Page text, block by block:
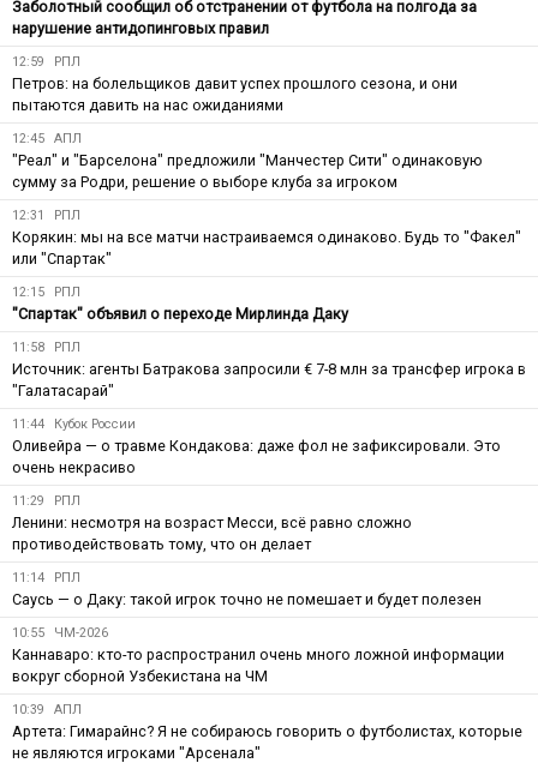
Заболотный сообщил об отстранении от футбола на полгода за
нарушение антидопинговых правил
12:59 РПЛ
Петров: на болельщиков давит успех прошлого сезона, и они
пытаются давить на нас ожиданиями
12:45 АПЛ
"Реал" и "Барселона" предложили "Манчестер Сити" одинаковую
сумму за Родри, решение о выборе клуба за игроком
12:31 РПЛ
Корякин: мы на все матчи настраиваемся одинаково. Будь то "Факел"
или "Спартак"
12:15 РПЛ
"Спартак" объявил о переходе Мирлинда Даку
11:58 РПЛ
Источник: агенты Батракова запросили € 7-8 млн за трансфер игрока в
"Галатасарай"
11:44 Кубок России
Оливейра — о травме Кондакова: даже фол не зафиксировали. Это
очень некрасиво
11:29 РПЛ
Ленини: несмотря на возраст Месси, всё равно сложно
противодействовать тому, что он делает
11:14 РПЛ
Саусь — о Даку: такой игрок точно не помешает и будет полезен
10:55 ЧМ-2026
Каннаваро: кто-то распространил очень много ложной информации
вокруг сборной Узбекистана на ЧМ
10:39 АПЛ
Артета: Гимарайнс? Я не собираюсь говорить о футболистах, которые
не являются игроками "Арсенала"